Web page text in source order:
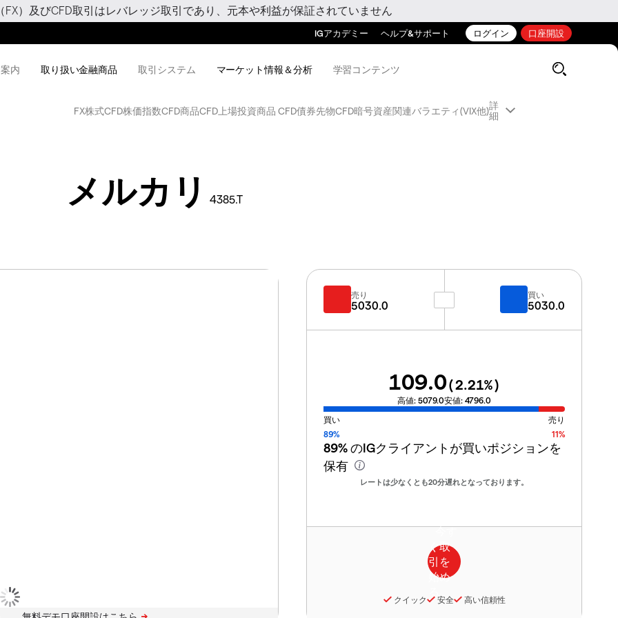
FX）及びCFD取引はレバレッジ取引であり、元本や利益が保証されていません
IGアカデミー ヘルプ&サポート ログイン 口座開設
内 取り扱い金融商品 取引システム マーケット情報＆分析 学習コンテンツ
FX株式CFD株価指数CFD商品CFD 上場投資商品 CFD債券先物CFD暗号資産関連バラエティ(VIX他)詳
細
メルカリ 4385.T
売り
5030.0
買い
5030.0
109.0(2.21%)
高値: 5079.0安値: 4796.0
買い
売り
89%
11%
89%のIGクライアントが買いポジションを
保有
レートは少なくとも20分遅れとなっております。
クイック 安全 高い信頼性